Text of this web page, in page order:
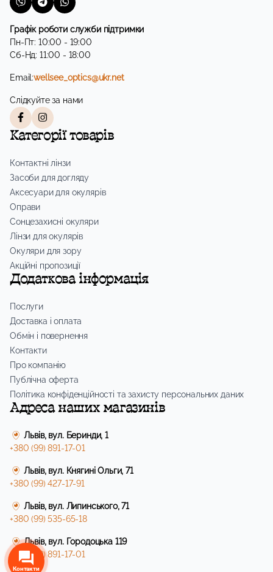
Графік роботи служби підтримки
Пн-Пт: 10:00 - 19:00
Сб-Нд: 11:00 - 18:00
Email:wellsee_optics@ukr.net
Слідкуйте за нами
Категорії товарів
Контактні лінзи
Засоби для догляду
Аксесуари для окулярів
Оправи
Сонцезахисні окуляри
Лінзи для окулярів
Окуляри для зору
Акційні пропозиції
Додаткова інформація
Послуги
Доставка і оплата
Обмін і повернення
Контакти
Про компанію
Публічна оферта
Політика конфіденційності та захисту персональних даних
Адреса наших магазинів
Львів, вул. Беринди, 1
+380 (99) 891-17-01
Львів, вул. Княгині Ольги, 71
+380 (99) 427-17-91
Львів, вул. Липинського, 71
+380 (99) 535-65-18
Львів, вул. Городоцька 119
+380 (99) 891-17-01
Контакти